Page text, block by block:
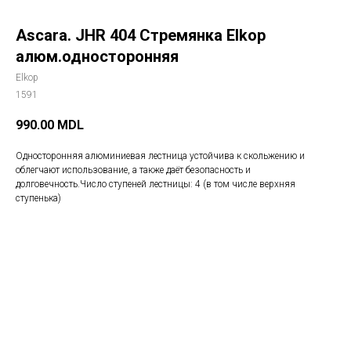
Ascara. JHR 404 Стремянка Elkop
алюм.односторонняя
Elkop
1591
990.00 MDL
Односторонняя алюминиевая лестница устойчива к скольжению и
облегчают использование, а также даёт безопасность и
долговечность.Число ступеней лестницы: 4 (в том числе верхняя
ступенька)